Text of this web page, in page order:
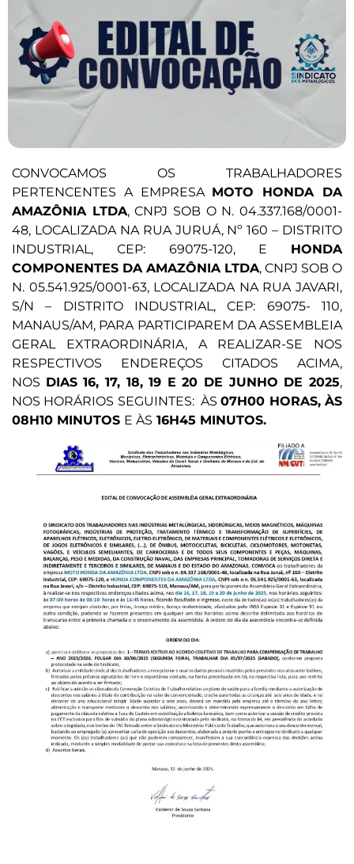
CONVOCAMOS OS TRABALHADORES
PERTENCENTES A EMPRESA MOTO HONDA DA
AMAZÔNIA LTDA, CNPJ SOB O N. 04.337.168/0001-
48, LOCALIZADA NA RUA JURUÁ, Nº 160 – DISTRITO
INDUSTRIAL, CEP: 69075-120, E HONDA
COMPONENTES DA AMAZÔNIA LTDA, CNPJ SOB O
N. 05.541.925/0001-63, LOCALIZADA NA RUA JAVARI,
S/N – DISTRITO INDUSTRIAL, CEP: 69075- 110,
MANAUS/AM, PARA PARTICIPAREM DA ASSEMBLEIA
GERAL EXTRAORDINÁRIA, A REALIZAR-SE NOS
RESPECTIVOS ENDEREÇOS CITADOS ACIMA,
NOS DIAS 16, 17, 18, 19 E 20 DE JUNHO DE 2025,
NOS HORÁRIOS SEGUINTES: ÀS07H00 HORAS, ÀS
08H10 MINUTOS E ÀS 16H45 MINUTOS.